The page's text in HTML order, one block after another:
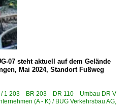
07 steht aktuell auf dem Gelände
Mai 2024, Standort Fußweg
/ 1 203 BR 203 DR 110 Umbau DR V
(A - K) / BUG Verkehrsbau AG,